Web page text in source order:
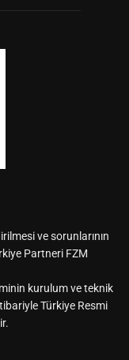
ve sorunlarının
Partneri FZM
kurulum ve teknik
Türkiye Resmi